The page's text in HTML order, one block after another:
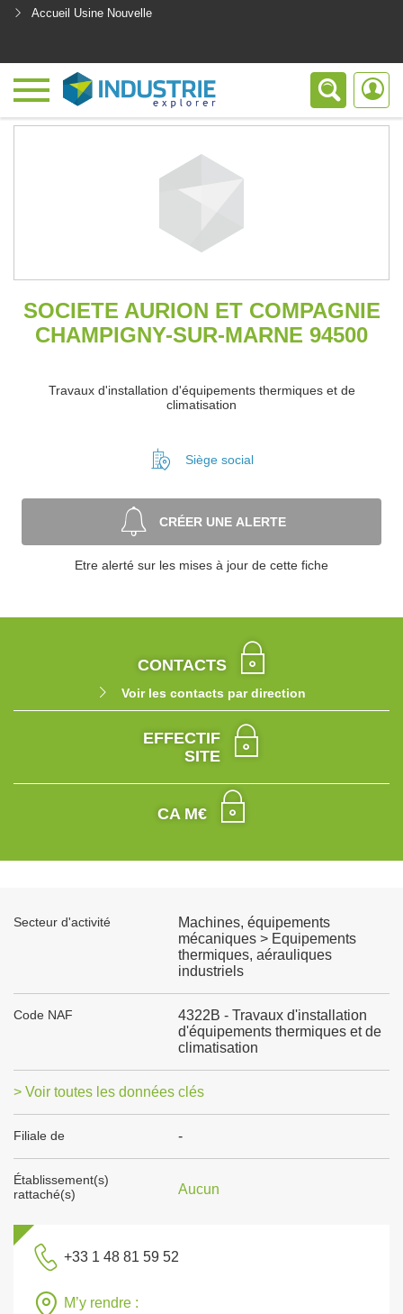
Accueil Usine Nouvelle
SOCIETE AURION ET COMPAGNIE
CHAMPIGNY-SUR-MARNE 94500
Travaux d'installation d'équipements thermiques et de
climatisation
Siège social
CRÉER UNE ALERTE
Etre alerté sur les mises à jour de cette fiche
CONTACTS
Voir les contacts par direction
EFFECTIF
SITE
CA M€
Secteur d'activité
Machines, équipements
mécaniques > Equipements
thermiques, aérauliques
industriels
Code NAF
4322B - Travaux d'installation
d'équipements thermiques et de
climatisation
> Voir toutes les données clés
Filiale de -
Établissement(s)
rattaché(s)
Aucun
+33 1 48 81 59 52
M’y rendre :